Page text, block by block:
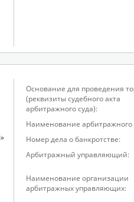
Основание для проведения
(реквизиты судебного акта
арбитражного суда):
Наименование арбитражного
Номер дела о банкротстве:
Арбитражный управляющий:
Наименование организации
арбитражных управляющих: